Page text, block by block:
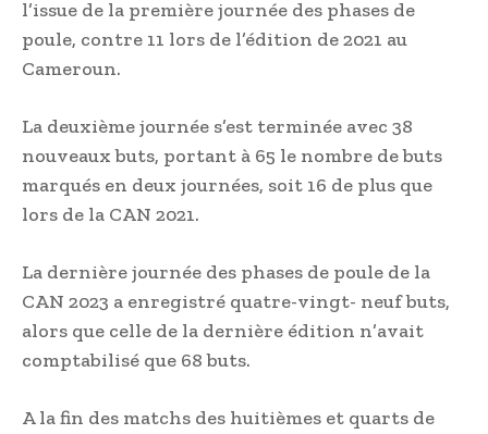
l’issue de la première journée des phases de
poule, contre 11 lors de l’édition de 2021 au
Cameroun.
La deuxième journée s’est terminée avec 38
nouveaux buts, portant à 65 le nombre de buts
marqués en deux journées, soit 16 de plus que
lors de la CAN 2021.
La dernière journée des phases de poule de la
CAN 2023 a enregistré quatre-vingt- neuf buts,
alors que celle de la dernière édition n’avait
comptabilisé que 68 buts.
A la fin des matchs des huitièmes et quarts de